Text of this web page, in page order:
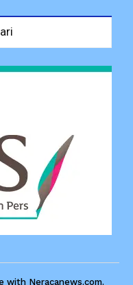
with Neracanews.com.